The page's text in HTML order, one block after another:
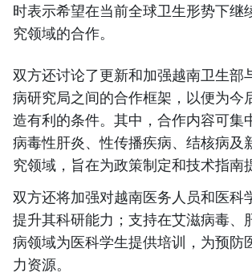
时表示希望在当前全球卫生形势下继
究领域的合作。
双方还讨论了更新和加强越南卫生部
病研究局之间的合作框架，以便为今
造有利的条件。其中，合作内容可集
病毒性肝炎、性传播疾病、结核病及
究领域，旨在为政策制定和技术指南
双方还将加强对越南医务人员和医科
提升其科研能力；支持在艾滋病毒、
病领域为医科学生提供培训，为预防
力资源。